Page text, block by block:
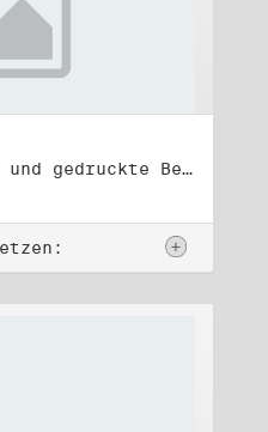
Titel: Manuskripte und gedruckte Belege (2)